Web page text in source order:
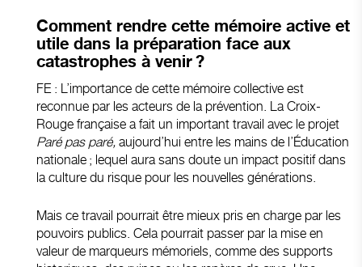
Comment rendre cette mémoire active et
utile dans la préparation face aux
catastrophes à venir ?
FE : L’importance de cette mémoire collective est
reconnue par les acteurs de la prévention. La Croix-
Rouge française a fait un important travail avec le projet
Paré pas paré, aujourd’hui entre les mains de l’Éducation
nationale ; lequel aura sans doute un impact positif dans
la culture du risque pour les nouvelles générations.
Mais ce travail pourrait être mieux pris en charge par les
pouvoirs publics. Cela pourrait passer par la mise en
valeur de marqueurs mémoriels, comme des supports